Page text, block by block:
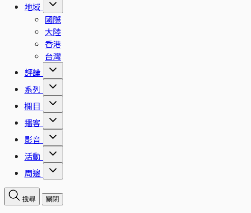
地域
國際
大陸
香港
台灣
評論
系列
欄目
播客
影音
活動
周邊
搜尋 關閉